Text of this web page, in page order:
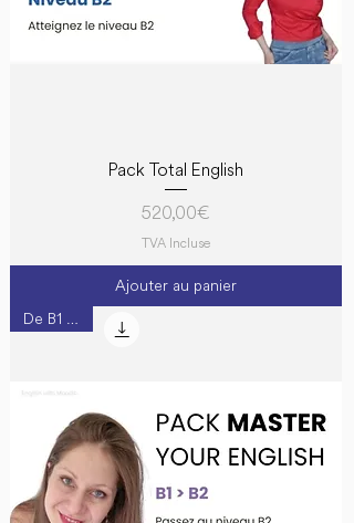
Pack Total English
Prix
520,00 €
TVA Incluse
Ajouter au panier
De B1 à B2